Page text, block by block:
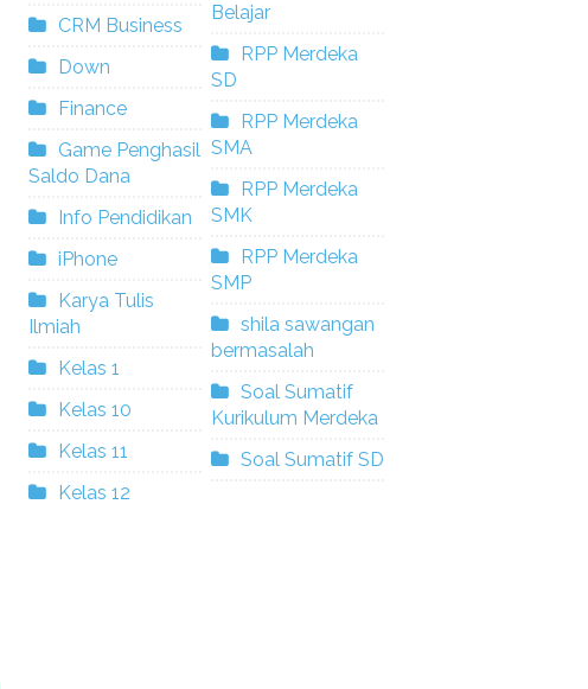
CRM Business
Down
Finance
Game Penghasil
Saldo Dana
Info Pendidikan
iPhone
Karya Tulis
Ilmiah
Kelas 1
Kelas 10
Kelas 11
Kelas 12
Belajar
RPP Merdeka
SD
RPP Merdeka
SMA
RPP Merdeka
SMK
RPP Merdeka
SMP
shila sawangan
bermasalah
Soal Sumatif
Kurikulum Merdeka
Soal Sumatif SD